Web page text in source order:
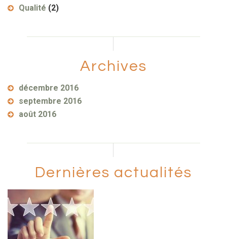
Qualité (2)
Archives
décembre 2016
septembre 2016
août 2016
Dernières actualités